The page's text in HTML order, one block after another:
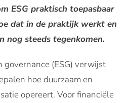
ESG praktisch toepasbaar
dat in de praktijk werkt en
nog steeds tegenkomen.
governance (ESG) verwijst
hoe duurzaam en
opereert. Voor financiële